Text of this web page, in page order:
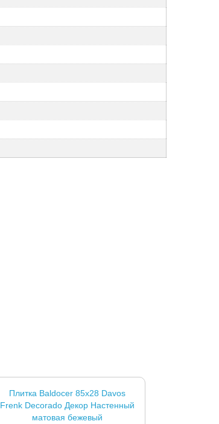
Плитка Baldocer 85x28 Davos
Frenk Decorado Декор Настенный
матовая бежевый